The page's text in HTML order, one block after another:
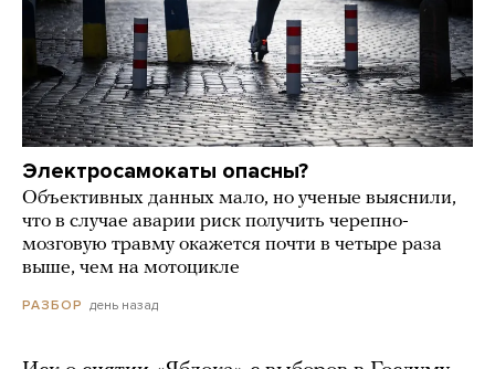
Электросамокаты опасны?
Объективных данных мало, но ученые выяснили,
что в случае аварии риск получить черепно-
мозговую травму окажется почти в четыре раза
выше, чем на мотоцикле
РАЗБОР день назад